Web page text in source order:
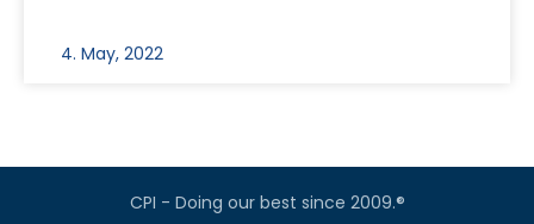
4. May, 2022
CPI - Doing our best since 2009.®